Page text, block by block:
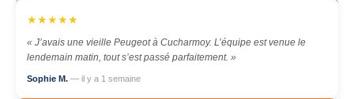
★★★★★
« J’avais une vieille Peugeot à Cucharmoy. L’équipe est venue le
lendemain matin, tout s’est passé parfaitement. »
Sophie M. — il y a 1 semaine